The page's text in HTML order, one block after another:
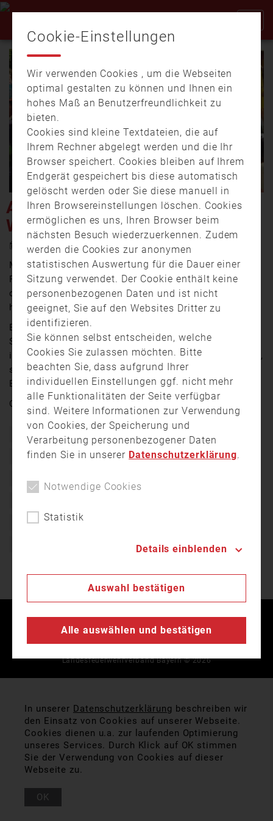
Video
AKTIONSTAG „GUTE FEE“ IN
WEIDEN
10. Juni 2016 15:03
Mal ein Feuerwehrauto von innen sehen oder mal die
Polizeisirene anmachen – die meisten Kinder würden
das gern mal ausprobieren. Und in Weiden war das
heute einen ganzen Vormittag lang erlaubt.
Bei dem Aktionstag „Gute Fee“ vom
Stadtmarketingverein Pro Weiden stellten sich „Helfer
in der Not“ vor. Und Kinder durften nicht nur anschauen,
sondern sich auch mal ans Lenkrad setzen oder ein
Einsatzfahrzeug von innen erkunden.
Quelle:
Oberpfalz TV
Aktionstag Bayerisches Rotes Kreuz Feuerwehr
Gute Fee Hebebühnenbus Kinder
polizeimotorrad
Weiden
Kontakt Impressum Datenschutz
Landesfeuerwehrverband Bayern © 2026
Cookie-Einstellungen
Wir verwenden Cookies , um die Webseiten
optimal gestalten zu können und Ihnen ein
hohes Maß an Benutzerfreundlichkeit zu
bieten.
Cookies sind kleine Textdateien, die auf
Ihrem Rechner abgelegt werden und die Ihr
Browser speichert. Cookies bleiben auf Ihrem
Endgerät gespeichert bis diese automatisch
gelöscht werden oder Sie diese manuell in
Ihren Browsereinstellungen löschen. Cookies
ermöglichen es uns, Ihren Browser beim
nächsten Besuch wiederzuerkennen. Zudem
werden die Cookies zur anonymen
statistischen Auswertung für die Dauer einer
Sitzung verwendet. Der Cookie enthält keine
personenbezogenen Daten und ist nicht
geeignet, Sie auf den Websites Dritter zu
identifizieren.
Sie können selbst entscheiden, welche
Cookies Sie zulassen möchten. Bitte
beachten Sie, dass aufgrund Ihrer
individuellen Einstellungen ggf. nicht mehr
alle Funktionalitäten der Seite verfügbar
sind. Weitere Informationen zur Verwendung
von Cookies, der Speicherung und
Verarbeitung personenbezogener Daten
finden Sie in unserer Datenschutzerklärung.
Notwendige Cookies
Statistik
Details einblenden
Auswahl bestätigen
Alle auswählen und bestätigen
In unserer Datenschutzerklärung beschreiben wir
den Einsatz von Cookies auf unserer Webseite.
Cookies dienen u.a. zur laufenden Optimierung
unseres Services. Durch Klick auf OK stimmen
Sie der Verwendung von Cookies auf dieser
Webseite zu.
OK